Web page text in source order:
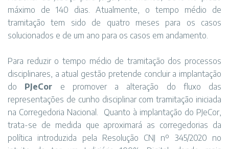
máximo de 140 dias. Atualmente, o tempo médio de
tramitação tem sido de quatro meses para os casos
solucionados e de um ano para os casos em andamento.
Para reduzir o tempo médio de tramitação dos processos
disciplinares, a atual gestão pretende concluir a implantação
do
PJeCor e promover a alteração do fluxo das
representações de cunho disciplinar com tramitação iniciada
na Corregedoria Nacional. Quanto à implantação do PJeCor,
trata-se de medida que aproximará as corregedorias da
política introduzida pela Resolução CNJ nº 345/2020 no